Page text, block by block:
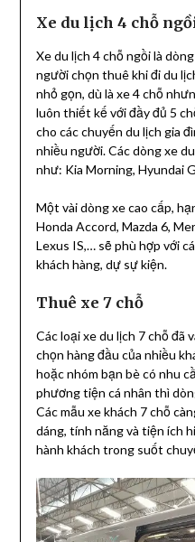
Xe du lịch 4 chỗ
Xe du lịch 4 chỗ ngồi là
người chọn thuê khi đi du
nhỏ gọn, dù là xe 4 chỗ
luôn thiết kế với đầy đủ 5
cho các chuyến du lịch gia
nhiều người. Các dòng xe
như: Kia Morning, Hyundai
Một vài dòng xe cao cấp,
Honda Accord, Mazda 6,
Lexus IS,… sẽ phù hợp với
khách hàng, dự sự kiện.
Thuê xe 7 chỗ
Các loại xe du lịch 7 chỗ đã
chọn hàng đầu của nhiều
hoặc nhóm bạn bè có nhu
phương tiện cá nhân thì
Các mẫu xe khách 7 chỗ
dáng, tính năng và tiện ích
hành khách trong suốt